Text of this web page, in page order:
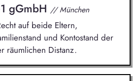
gGmbH // München
auf beide Eltern,
und Kontostand der
räumlichen Distanz.